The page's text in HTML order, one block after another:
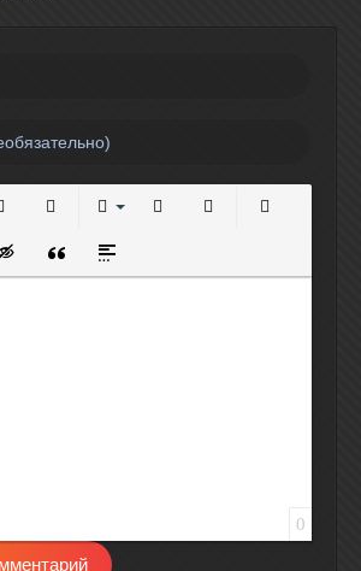
ссылку
смайликскрытого текста
Вставка цитаты
Вставка спойлера
0